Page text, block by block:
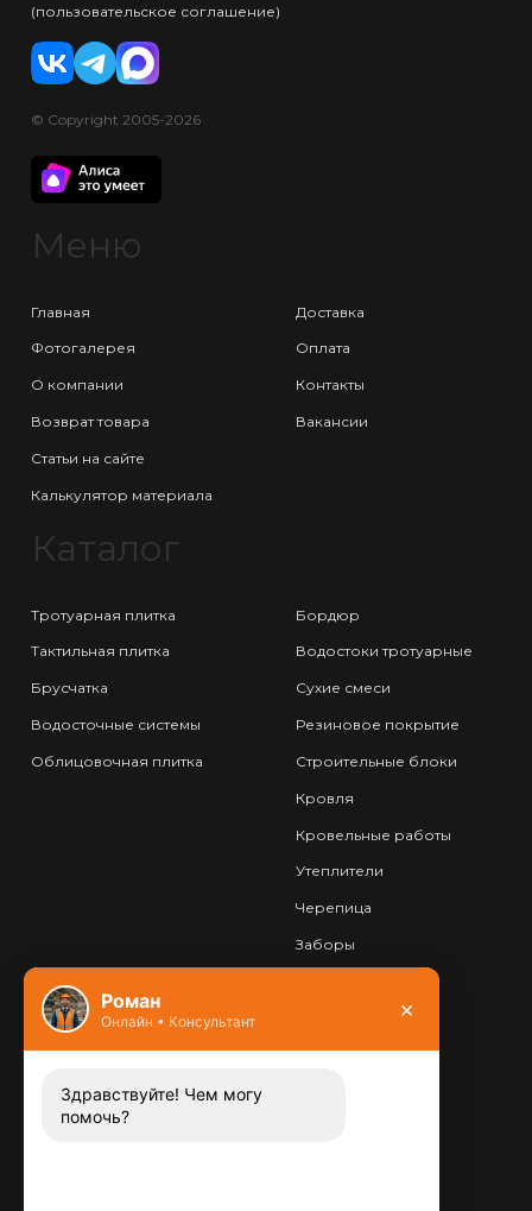
(пользовательское соглашение)
© Copyright 2005-2026
Меню
Главная
Фотогалерея
О компании
Возврат товара
Статьи на сайте
Калькулятор материала
Доставка
Оплата
Контакты
Вакансии
Каталог
Тротуарная плитка
Тактильная плитка
Брусчатка
Водосточные системы
Облицовочная плитка
Бордюр
Водостоки тротуарные
Сухие смеси
Резиновое покрытие
Строительные блоки
Кровля
Кровельные работы
Утеплители
Черепица
Заборы
Контакты
Заказать звонок
Роман
Онлайн • Консультант ×
Здравствуйте! Чем могу
помочь?